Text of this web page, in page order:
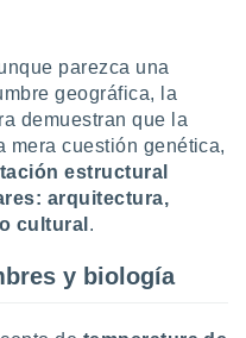
parezca una
geográfica, la
demuestran que la
mera cuestión genética,
estructural
arquitectura,
cultural .
y biología